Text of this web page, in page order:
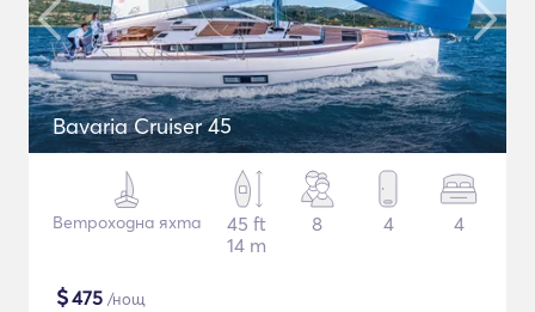
Bavaria Cruiser 45
Ветроходна яхта
45 ft
14 m
8 4 4
$475 /нощ